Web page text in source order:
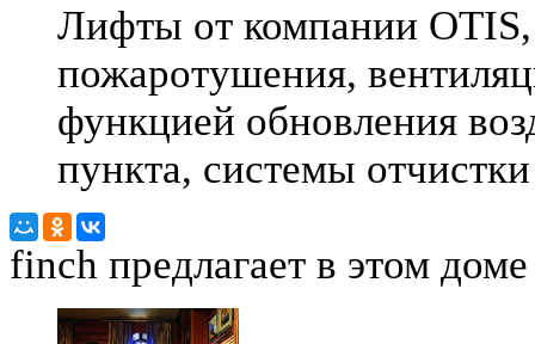
Лифты от компании
пожаротушения,
функцией обновления
пункта, системы
finch предлагает в этом доме